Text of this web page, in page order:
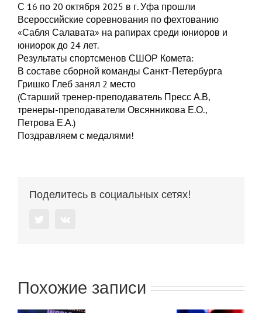
С 16 по 20 октября 2025 в г. Уфа прошли
Всероссийские соревнования по фехтованию
«Сабля Салавата» на рапирах среди юниоров и
юниорок до 24 лет.
Результаты спортсменов СШОР Комета:
В составе сборной команды Санкт-Петербурга
Гришко Глеб занял 2 место
(Старший тренер-преподаватель Пресс А.В,
тренеры-преподаватели Овсянникова Е.О.,
Петрова Е.А.)
Поздравляем с медалями!
Поделитесь в социальных сетях!
Похожие записи